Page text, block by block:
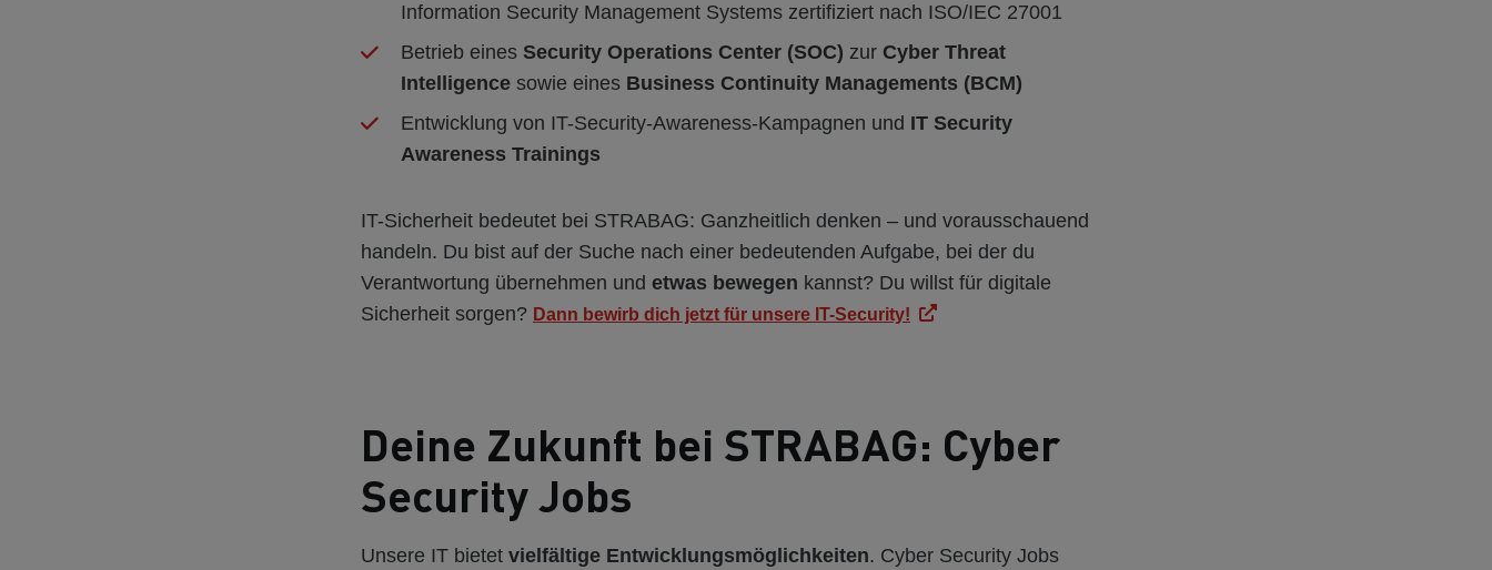
Information Security Management Systems zertifiziert nach ISO/IEC 27001
Betrieb eines Security Operations Center (SOC) zur Cyber Threat
Intelligence sowie eines Business Continuity Managements (BCM)
Entwicklung von IT-Security-Awareness-Kampagnen und IT Security
Awareness Trainings
IT-Sicherheit bedeutet bei STRABAG: Ganzheitlich denken – und vorausschauend
handeln. Du bist auf der Suche nach einer bedeutenden Aufgabe, bei der du
Verantwortung übernehmen und etwas bewegen kannst? Du willst für digitale
Sicherheit sorgen? Dann bewirb dich jetzt für unsere IT-Security!
Deine Zukunft bei STRABAG: Cyber
Security Jobs
Unsere IT bietet vielfältige Entwicklungsmöglichkeiten. Cyber Security Jobs